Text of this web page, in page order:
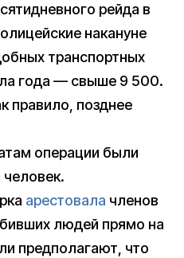
рейда в
накануне
транспортных
года — свыше 9 500.
правило, позднее
операции были
арестовала членов
людей прямо на
предполагают, что